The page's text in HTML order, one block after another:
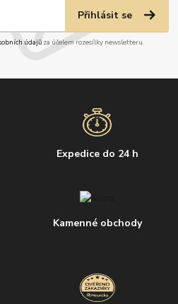
Přihlásit se
údajůza účelem rozesílky newsletteru.
Expedice do 24 h
Kamenné obchody